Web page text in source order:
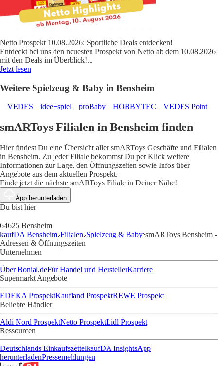
Netto Prospekt 10.08.2026: Sportliche Deals entdecken!
Entdeckt bei uns den neuesten Prospekt von Netto ab dem 10.08.2026
mit den Deals im Überblick!...
Jetzt lesen
Weitere Spielzeug & Baby in Bensheim
VEDES idee+spiel proBaby HOBBYTEC VEDES Point
smARToys Filialen in Bensheim finden
Hier findest Du eine Übersicht aller smARToys Geschäfte und Filialen
in Bensheim. Zu jeder Filiale bekommst Du per Klick weitere
Informationen zur Lage, den Öffnungszeiten sowie Infos über
Angebote aus dem aktuellen Prospekt.
Finde jetzt die nächste smARToys Filiale in Deiner Nähe!
App herunterladen
Du bist hier
64625 Bensheim
kaufDA Bensheim Filialen Spielzeug & Baby smARToys Bensheim -
Adressen & Öffnungszeiten
Unternehmen
Über Bonial.deFür Handel und HerstellerKarriere
Supermarkt Angebote
EDEKA ProspektKaufland ProspektREWE Prospekt
Beliebte Händler
Aldi Nord ProspektNetto ProspektLidl Prospekt
Ressourcen
Deutschlands EinkaufszettelkaufDA InsightsApp
herunterladenPressemeldungen